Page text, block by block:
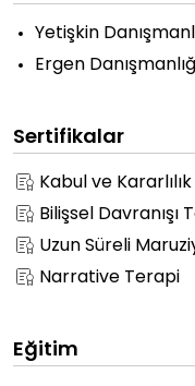
Yetişkin
Ergen
Sertifikalar
Kabul ve
Bilişsel Davranışı
Uzun Süreli
Narrative Terapi
Eğitim